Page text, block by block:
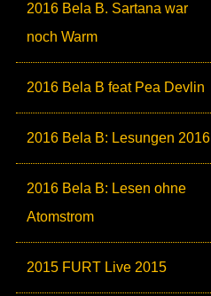
2016 Bela B. Sartana war
noch Warm
2016 Bela B feat Pea Devlin
2016 Bela B: Lesungen 2016
2016 Bela B: Lesen ohne
Atomstrom
2015 FURT Live 2015